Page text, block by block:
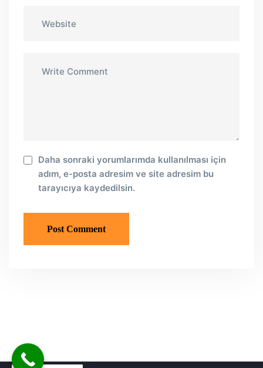
Daha sonraki yorumlarımda kullanılması için
adım, e-posta adresim ve site adresim bu
tarayıcıya kaydedilsin.